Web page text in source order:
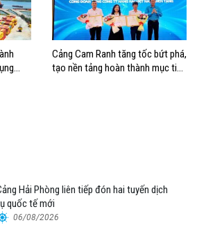
Cảng Cam Ranh tăng tốc bứt phá,
tạo nền tảng hoàn thành mục tiêu
Hải Phòng liên tiếp đón hai tuyến dịch
quốc tế mới
06/08/2026